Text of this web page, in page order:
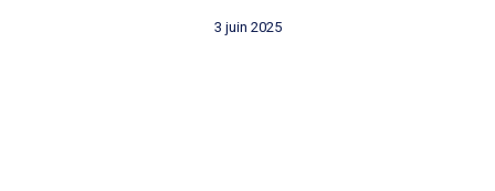
3 juin 2025